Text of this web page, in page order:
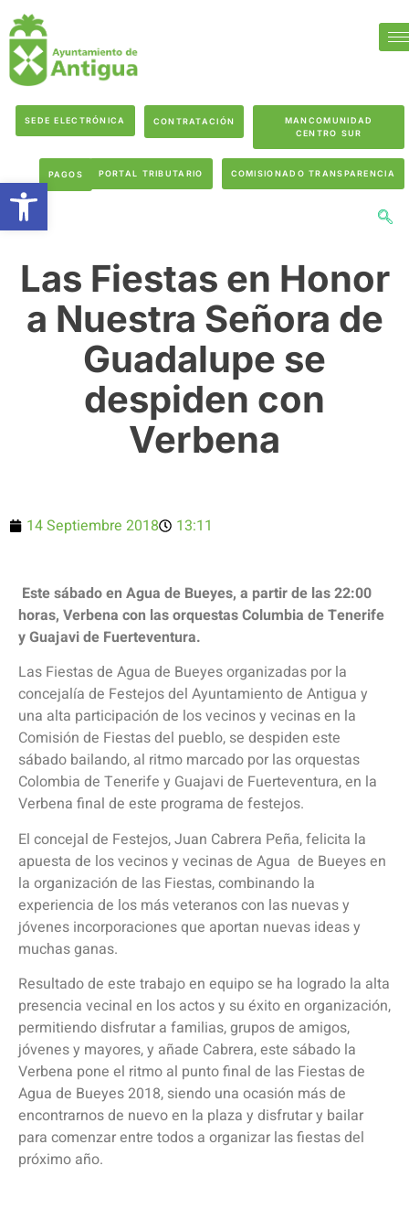
SEDE ELECTRÓNICA CONTRATACIÓN
MANCOMUNIDAD
CENTRO SUR
PAGOS PORTAL TRIBUTARIO COMISIONADO TRANSPARENCIA
Las Fiestas en Honor
a Nuestra Señora de
Guadalupe se
despiden con
Verbena
14 Septiembre 2018 13:11
Este sábado en Agua de Bueyes, a partir de las 22:00
horas, Verbena con las orquestas Columbia de Tenerife
y Guajavi de Fuerteventura.
Las Fiestas de Agua de Bueyes organizadas por la
concejalía de Festejos del Ayuntamiento de Antigua y
una alta participación de los vecinos y vecinas en la
Comisión de Fiestas del pueblo, se despiden este
sábado bailando, al ritmo marcado por las orquestas
Colombia de Tenerife y Guajavi de Fuerteventura, en la
Verbena final de este programa de festejos.
El concejal de Festejos, Juan Cabrera Peña, felicita la
apuesta de los vecinos y vecinas de Agua de Bueyes en
la organización de las Fiestas, combinando la
experiencia de los más veteranos con las nuevas y
jóvenes incorporaciones que aportan nuevas ideas y
muchas ganas.
Resultado de este trabajo en equipo se ha logrado la alta
presencia vecinal en los actos y su éxito en organización,
permitiendo disfrutar a familias, grupos de amigos,
jóvenes y mayores, y añade Cabrera, este sábado la
Verbena pone el ritmo al punto final de las Fiestas de
Agua de Bueyes 2018, siendo una ocasión más de
encontrarnos de nuevo en la plaza y disfrutar y bailar
para comenzar entre todos a organizar las fiestas del
próximo año.
Abrir barra de herramientas